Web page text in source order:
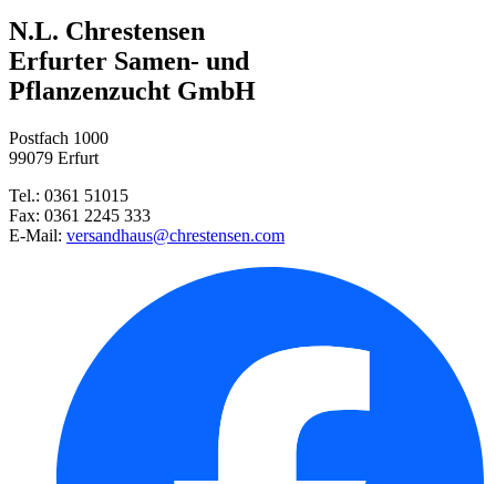
Winter-Vlies Protect
Studentenblume Bonita-Mischung ...
Orangenbäumchen
Zitronenbäumchen
Pepino-Birnenmelone Copa® (unv ...
Paprika Beluga® Red, F1 (Bonte ...
Winterharte Banane
N.L. Chrestensen
Erfurter Samen- und
Pflanzenzucht GmbH
Postfach 1000
99079 Erfurt
Tel.: 0361 51015
Fax: 0361 2245 333
E-Mail: versandhaus@chrestensen.com